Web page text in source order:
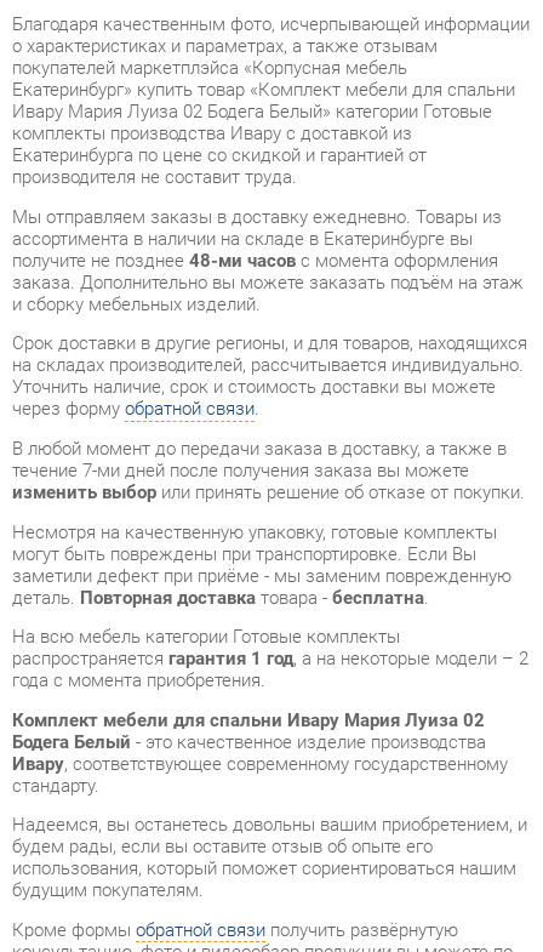
Ивару Мария Луиза 02 Бодега Белый» категории Готовые
комплекты производства Ивару с доставкой из
Екатеринбурга по цене со скидкой и гарантией от
производителя не составит труда.
Мы отправляем заказы в доставку ежедневно. Товары из
ассортимента в наличии на складе в Екатеринбурге вы
получите не позднее48-ми часовс момента оформления
заказа. Дополнительно вы можете заказать подъём на этаж
и сборку мебельных изделий.
Срок доставки в другие регионы, и для товаров, находящихся
на складах производителей, рассчитывается индивидуально.
Уточнить наличие, срок и стоимость доставки вы можете
через формуобратной связи.
В любой момент до передачи заказа в доставку, а также в
течение 7-ми дней после получения заказа вы можете
изменить выборили принять решение об отказе от покупки.
Несмотря на качественную упаковку, готовые комплекты
могут быть повреждены при транспортировке. Если Вы
заметили дефект при приёме - мы заменим поврежденную
деталь.Повторная доставкатовара -бесплатна.
На всю мебель категории Готовые комплекты
распространяетсягарантия 1 год , а на некоторые модели – 2
года с момента приобретения.
Комплект мебели для спальни Ивару Мария Луиза 02
Бодега Белый - это качественное изделие производства
Ивару, соответствующее современному государственному
стандарту.
будем рады, если вы оставите отзыв об опыте его
использования, который поможет сориентироваться нашим
будущим покупателям.
консультацию, фото и видеообзор продукции вы можете по
e-mail, телефону в Екатеринбурге и через мессенджеры
Telegram и WhatsApp.
Готовые комплекты также можно сравнить между собой в
нашем шоу-руме и купить Комплект мебели для спальни